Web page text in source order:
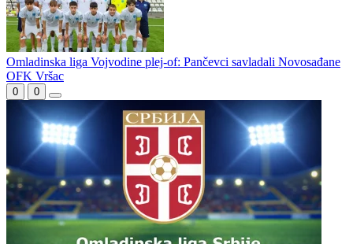
Omladinska liga Vojvodine plej-of: Pančevci savladali Novosađane
OFK Vršac
0 0